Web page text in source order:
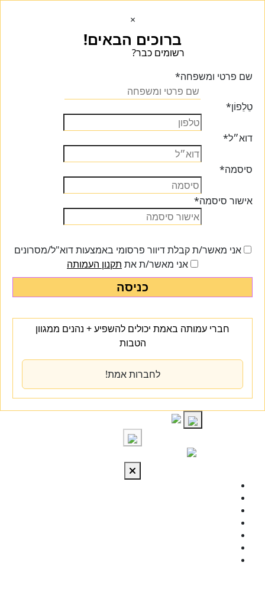
ברוכים הבאים!
רשומים כבר?הכנסו הכנסו
שם פרטי ומשפחה*
טֵלֵפוֹן*
דוא״ל*
סיסמה*
אישור סיסמה*
אני מאשר/ת קבלת דיוור פרסומי באמצעות דוא"ל/מסרונים
אני מאשר/ת אתתקנון העמותה
כניסה
חברי עמותה באמת יכולים להשפיע + נהנים ממגוון
הטבות
לחברות אמת!